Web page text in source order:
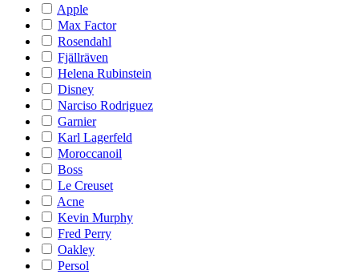
Apple
Max Factor
Rosendahl
Fjällräven
Helena Rubinstein
Disney
Narciso Rodriguez
Garnier
Karl Lagerfeld
Moroccanoil
Boss
Le Creuset
Acne
Kevin Murphy
Fred Perry
Oakley
Persol